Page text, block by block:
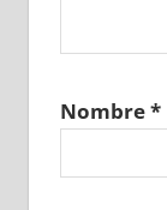
Nombre*